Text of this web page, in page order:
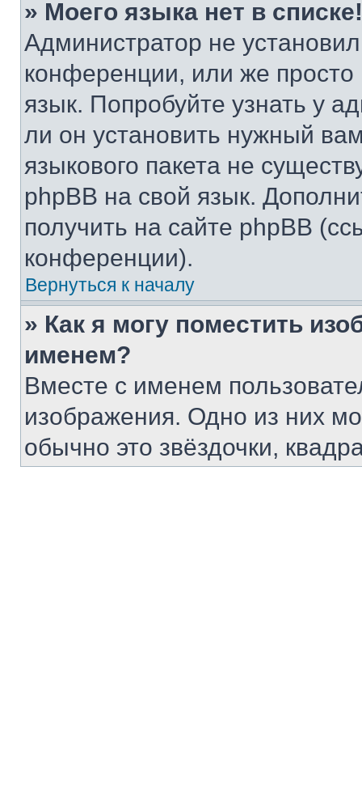
» Моего языка нет в списке!
Администратор не
конференции, или же
язык. Попробуйте узнать у
ли он установить нужный
языкового пакета не
phpBB на свой язык.
получить на сайте phpBB
конференции).
Вернуться к началу
» Как я могу поместить
именем?
Вместе с именем
изображения. Одно из них
обычно это звёздочки,